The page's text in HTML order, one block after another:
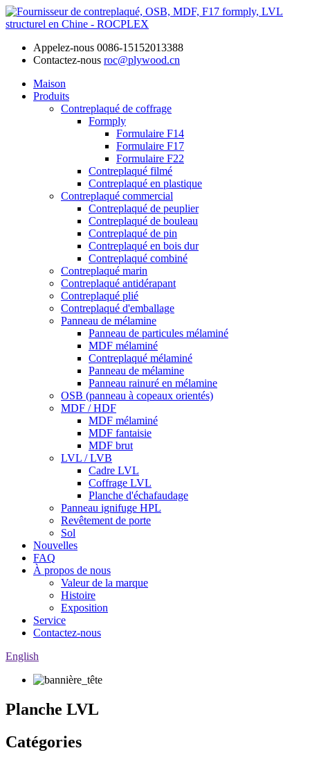
Appelez-nous 0086-15152013388
Contactez-nous roc@plywood.cn
Maison
Produits
Contreplaqué de coffrage
Formply
Formulaire F14
Formulaire F17
Formulaire F22
Contreplaqué filmé
Contreplaqué en plastique
Contreplaqué commercial
Contreplaqué de peuplier
Contreplaqué de bouleau
Contreplaqué de pin
Contreplaqué en bois dur
Contreplaqué combiné
Contreplaqué marin
Contreplaqué antidérapant
Contreplaqué plié
Contreplaqué d'emballage
Panneau de mélamine
Panneau de particules mélaminé
MDF mélaminé
Contreplaqué mélaminé
Panneau de mélamine
Panneau rainuré en mélamine
OSB (panneau à copeaux orientés)
MDF / HDF
MDF mélaminé
MDF fantaisie
MDF brut
LVL / LVB
Cadre LVL
Coffrage LVL
Planche d'échafaudage
Panneau ignifuge HPL
Revêtement de porte
Sol
Nouvelles
FAQ
À propos de nous
Valeur de la marque
Histoire
Exposition
Service
Contactez-nous
English
Planche LVL
Catégories